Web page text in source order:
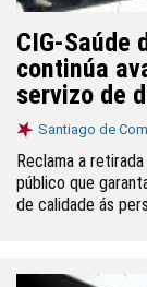
CIG-Saúde
continúa
servizo de
Santiago de
Reclama a
público que
de calidade ás